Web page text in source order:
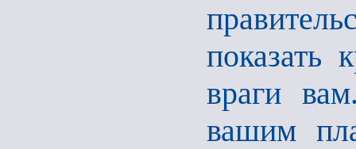
показать
враги
вашим